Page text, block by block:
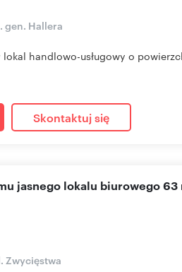
gen. Hallera
handlowo-usługowy o
Skontaktuj się
jasnego lokalu biurowego 63
Zwycięstwa